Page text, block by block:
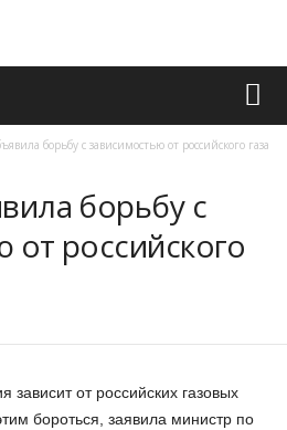
борьбу с зависимостью от российского газа
борьбу с
от российского
зависит от российских газовых
бороться, заявила министр по